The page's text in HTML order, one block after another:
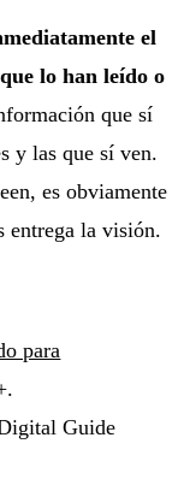
el
lo han leído o
que sí
y las que sí ven.
es obviamente
entrega la visión.
para
Guide